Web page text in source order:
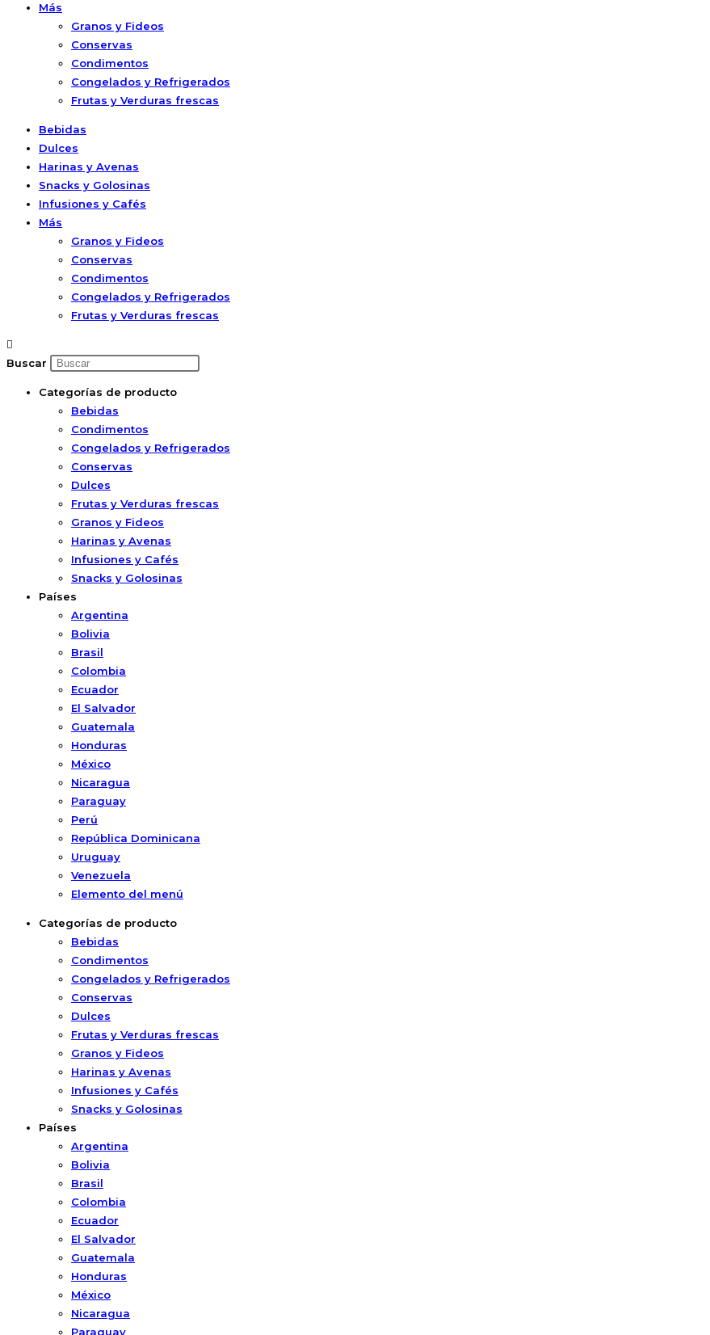
Más
Granos y Fideos
Conservas
Condimentos
Congelados y Refrigerados
Frutas y Verduras frescas
Bebidas
Dulces
Harinas y Avenas
Snacks y Golosinas
Infusiones y Cafés
Más
Granos y Fideos
Conservas
Condimentos
Congelados y Refrigerados
Frutas y Verduras frescas
Buscar
Categorías de producto
Bebidas
Condimentos
Congelados y Refrigerados
Conservas
Dulces
Frutas y Verduras frescas
Granos y Fideos
Harinas y Avenas
Infusiones y Cafés
Snacks y Golosinas
Países
Argentina
Bolivia
Brasil
Colombia
Ecuador
El Salvador
Guatemala
Honduras
México
Nicaragua
Paraguay
Perú
República Dominicana
Uruguay
Venezuela
Elemento del menú
Categorías de producto
Bebidas
Condimentos
Congelados y Refrigerados
Conservas
Dulces
Frutas y Verduras frescas
Granos y Fideos
Harinas y Avenas
Infusiones y Cafés
Snacks y Golosinas
Países
Argentina
Bolivia
Brasil
Colombia
Ecuador
El Salvador
Guatemala
Honduras
México
Nicaragua
Paraguay